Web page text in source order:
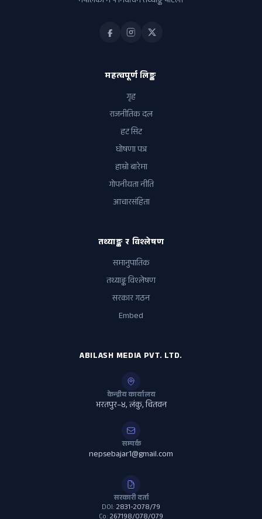
महत्वपूर्ण लिङ्क
गृह
राजनीतिक दल
हट सिट
घोषणा पत्र
हाम्रो बारेमा
गोपनीयता नीति
आचारसंहिता
तथ्याङ्क र विश्लेषण
समानुपातिक
तथ्याङ्क विश्लेषण
सरकार गठन
Embed
ABILASH MEDIA PVT. LTD.
केन्द्रीय कार्यालय
भरतपुर–४, लंकु, चितवन
सम्पर्क
nepsebajar1@gmail.com
सरकारी दर्ता
DOI: 2831-2078/79